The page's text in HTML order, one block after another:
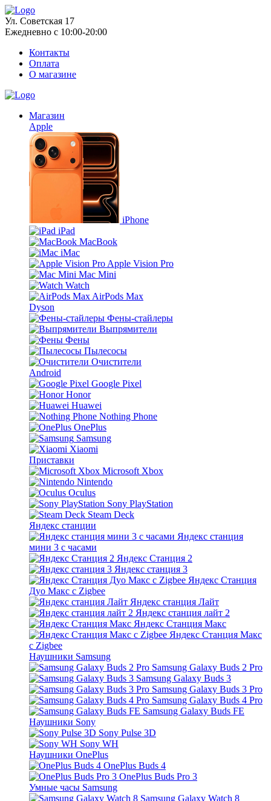
Ул. Советская 17
Ежедневно с 10:00-20:00
Контакты
Оплата
О магазине
Магазин
Apple
iPhone
iPad
MacBook
iMac
Apple Vision Pro
Mac Mini
Watch
AirPods Max
Dyson
Фены-стайлеры
Выпрямители
Фены
Пылесосы
Очистители
Android
Google Pixel
Honor
Huawei
Nothing Phone
OnePlus
Samsung
Xiaomi
Приставки
Microsoft Xbox
Nintendo
Oculus
Sony PlayStation
Steam Deck
Яндекс станции
Яндекс станция
мини 3 с часами
Яндекс Станция 2
Яндекс станция 3
Яндекс Станция
Дуо Макс с Zigbee
Яндекс станция Лайт
Яндекс станция лайт 2
Яндекс Станция Макс
Яндекс Станция Макс
с Zigbee
Наушники Samsung
Samsung Galaxy Buds 2 Pro
Samsung Galaxy Buds 3
Samsung Galaxy Buds 3 Pro
Samsung Galaxy Buds 4 Pro
Samsung Galaxy Buds FE
Наушники Sony
Sony Pulse 3D
Sony WH
Наушники OnePlus
OnePlus Buds 4
OnePlus Buds Pro 3
Умные часы Samsung
Samsung Galaxy Watch 8